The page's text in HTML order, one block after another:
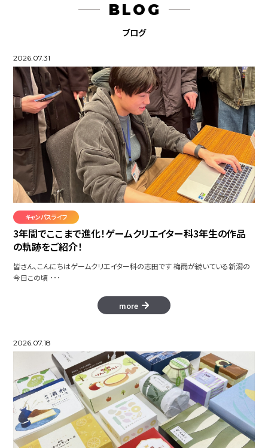
DragDragDragWire
GlowSeeker
HAMUND
PCの中で行われていること掃除編
僕だけの世界
アニメーション集
KEN'S BURGER PR
健康～
BLOG
ブログ
2026.07.31
キャンパスライフ
3年間でここまで進化！ゲームクリエイター科3年生の作品
の軌跡をご紹介！
皆さん、こんにちはゲームクリエイター科の志田です 梅雨が続いている新潟の
今日この頃 ･･･
more
2026.07.18